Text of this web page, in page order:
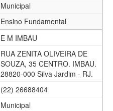
Municipal
Ensino Fundamental
E M IMBAU
RUA ZENITA OLIVEIRA DE
SOUZA, 35 CENTRO. IMBAU.
28820-000 Silva Jardim - RJ.
(22) 26688404
Municipal